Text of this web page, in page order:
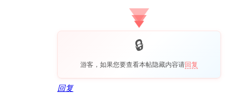
游客，如果您要查看本帖隐藏内容请回复
回复